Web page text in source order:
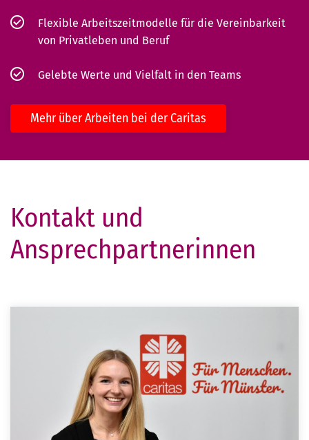
Flexible Arbeitszeitmodelle für die Vereinbarkeit
von Privatleben und Beruf
Gelebte Werte und Vielfalt in den Teams
Mehr über Arbeiten bei der Caritas
Kontakt und
Ansprechpartnerinnen